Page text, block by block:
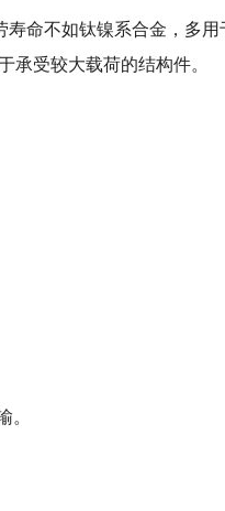
命不如钛镍系合金，多用
受较大载荷的结构件。